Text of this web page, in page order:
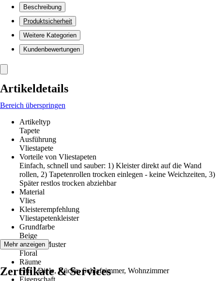
Beschreibung
Produktsicherheit
Weitere Kategorien
Kundenbewertungen
Artikeldetails
Bereich überspringen
Artikeltyp
Tapete
Ausführung
Vliestapete
Vorteile von Vliestapeten
Einfach, schnell und sauber: 1) Kleister direkt auf die Wand
rollen, 2) Tapetenrollen trocken einlegen - keine Weichzeiten, 3)
Später restlos trocken abziehbar
Material
Vlies
Kleisterempfehlung
Vliestapetenkleister
Grundfarbe
Beige
Dekor / Muster
Floral
Räume
Flur / Diele, Küche, Schlafzimmer, Wohnzimmer
Eigenschaft
Mehr anzeigen
Zertifikate & Services